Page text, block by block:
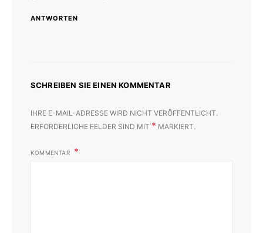
ANTWORTEN
SCHREIBEN SIE EINEN KOMMENTAR
IHRE E-MAIL-ADRESSE WIRD NICHT VERÖFFENTLICHT.
ERFORDERLICHE FELDER SIND MIT * MARKIERT.
KOMMENTAR